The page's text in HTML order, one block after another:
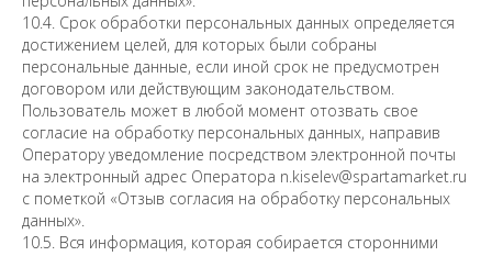
10.4. Срок обработки персональных данных определяется
достижением целей, для которых были собраны
персональные данные, если иной срок не предусмотрен
договором или действующим законодательством.
Пользователь может в любой момент отозвать свое
согласие на обработку персональных данных, направив
Оператору уведомление посредством электронной почты
на электронный адрес Оператора n.kiselev@spartamarket.ru
с пометкой «Отзыв согласия на обработку персональных
данных».
10.5. Вся информация, которая собирается сторонними